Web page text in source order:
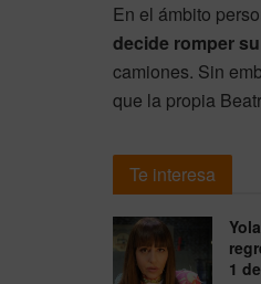
En el ámbito
decide romper
camiones. Sin
que la propia
Te interesa
1